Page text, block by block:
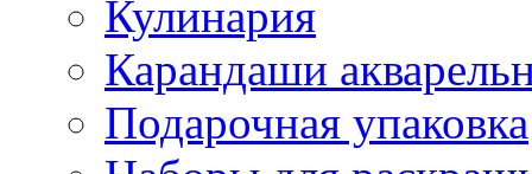
Кулинария
Карандаши
Подарочная упаковка